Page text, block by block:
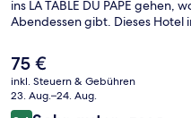
ins LA TABLE DU PAPE gehen,
Abendessen gibt. Dieses Hotel
hilfsbereite Personal zu
Der
aktuelle
Preis
beträgt
75 €
inkl. Steuern & Gebühren
23. Aug.–24. Aug.